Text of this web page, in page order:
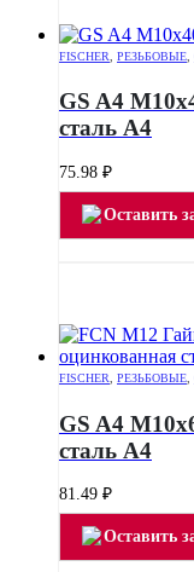
FISCHER РЕЗЬБОВЫЕ
GS A4
сталь А4
75.98 ₽
Оставить
FISCHER РЕЗЬБОВЫЕ
GS A4
сталь А4
81.49 ₽
Оставить